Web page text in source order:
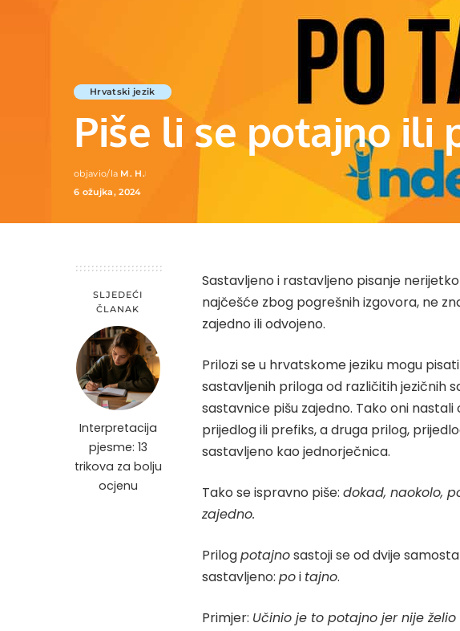
Hrvatski jezik
Piše li se potajno ili
Posted
by
objavio/la M. H.
6 ožujka, 2024
SLJEDEĆI
ČLANAK
Interpretacija
pjesme: 13
trikova za bolju
ocjenu
Sastavljeno i rastavljeno pisanje
najčešće zbog pogrešnih izgovora, ne
zajedno ili odvojeno.
Prilozi se u hrvatskome jeziku mogu
sastavljenih priloga od različitih jezičnih
sastavnice pišu zajedno. Tako oni
prijedlog ili prefiks, a druga prilog,
sastavljeno kao jednorječnica.
Tako se ispravno piše: dokad, naokolo,
zajedno.
Prilogpotajnosastoji se od dvije
sastavljeno: poi tajno.
Primjer: Učinio je to potajno jer nije